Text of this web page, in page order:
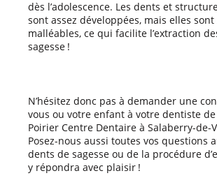
dès l’adolescence. Les dents et
sont assez développées, mais elles
malléables, ce qui facilite l’extraction
sagesse !
N’hésitez donc pas à demander une
vous ou votre enfant à votre dentiste
Poirier Centre Dentaire à Salaberry-de-
Posez-nous aussi toutes vos questions
dents de sagesse ou de la procédure
y répondra avec plaisir !